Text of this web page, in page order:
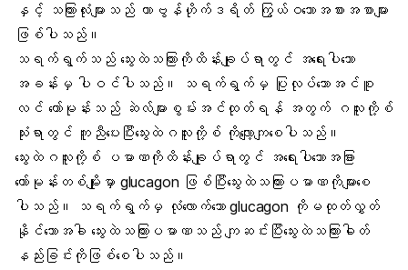
နှင့် သကြားလုံးများသည် ကာဗွန်ဟိုက်ဒရိတ် ကြွယ်ဝသောအစားအစာများ
ဖြစ်ပါသည်။
သရက်ရွက်သည် သွေးထဲသကြားကိုထိန်းချုပ်ရာတွင် အရေးပါသော
အခန်းမှ ပါဝင်ပါသည်။ သရက်ရွက်မှ ပြုလုပ်သောအင်စူ
လင် ဟော်မုန်းသည် ဆဲလ်များစွမ်းအင်ထုတ်ရန် အတွက် ဂလူးကို့စ်
သုံးရာတွင် ကူညီပေးပြီးသွေးထဲဂလူးကို့စ် ကိုလျော့ကျစေပါသည်။
သွေးထဲဂလူးကို့စ် ပမာဏကိုထိန်းချုပ်ရာတွင် အရေးပါသောအခြား
ဟော်မုန်းတစ်မျိုးမှာ glucagon ဖြစ်ပြီးသွေးထဲသကြားပမာဏကိုများစေ
ပါသည်။ သရက်ရွက်မှ လုံလောက်သော glucagon ကိုမထုတ်လွှတ်
နိုင်သောအခါ သွေးထဲသကြားပမာဏသည် ကျဆင်းပြီးသွေးထဲသကြားဓါတ်
နည်းခြင်းကိုဖြစ်စေပါသည်။